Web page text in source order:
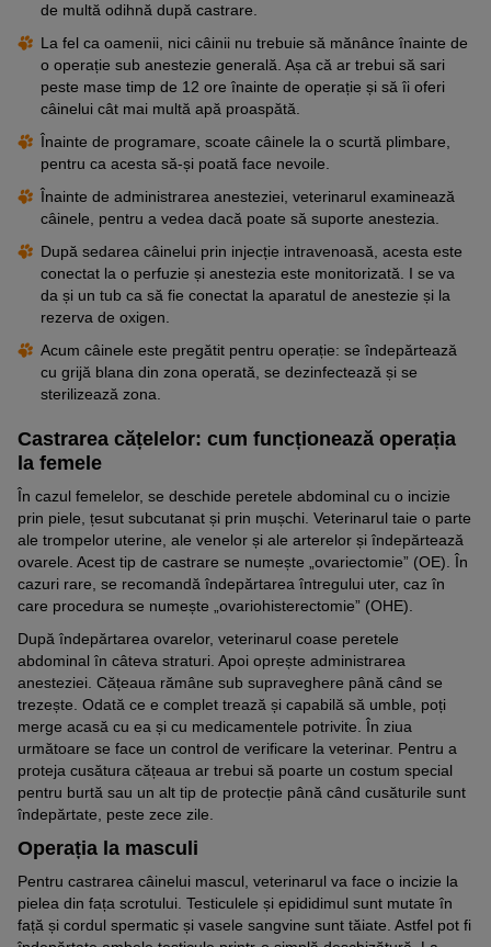
de multă odihnă după castrare.
La fel ca oamenii, nici câinii nu trebuie să mănânce înainte de
o operație sub anestezie generală. Așa că ar trebui să sari
peste mase timp de 12 ore înainte de operație și să îi oferi
câinelui cât mai multă apă proaspătă.
Înainte de programare, scoate câinele la o scurtă plimbare,
pentru ca acesta să-și poată face nevoile.
Înainte de administrarea anesteziei, veterinarul examinează
câinele, pentru a vedea dacă poate să suporte anestezia.
După sedarea câinelui prin injecție intravenoasă, acesta este
conectat la o perfuzie și anestezia este monitorizată. I se va
da și un tub ca să fie conectat la aparatul de anestezie și la
rezerva de oxigen.
Acum câinele este pregătit pentru operație: se îndepărtează
cu grijă blana din zona operată, se dezinfectează și se
sterilizează zona.
Castrarea cățelelor: cum funcționează operația
la femele
În cazul femelelor, se deschide peretele abdominal cu o incizie
prin piele, țesut subcutanat și prin mușchi. Veterinarul taie o parte
ale trompelor uterine, ale venelor și ale arterelor și îndepărtează
ovarele. Acest tip de castrare se numește „ovariectomie” (OE). În
cazuri rare, se recomandă îndepărtarea întregului uter, caz în
care procedura se numește „ovariohisterectomie” (OHE).
După îndepărtarea ovarelor, veterinarul coase peretele
abdominal în câteva straturi. Apoi oprește administrarea
anesteziei. Cățeaua rămâne sub supraveghere până când se
trezește. Odată ce e complet trează și capabilă să umble, poți
merge acasă cu ea și cu medicamentele potrivite. În ziua
următoare se face un control de verificare la veterinar. Pentru a
proteja cusătura cățeaua ar trebui să poarte un costum special
pentru burtă sau un alt tip de protecție până când cusăturile sunt
îndepărtate, peste zece zile.
Operația la masculi
Pentru castrarea câinelui mascul, veterinarul va face o incizie la
pielea din fața scrotului. Testiculele și epididimul sunt mutate în
față și cordul spermatic și vasele sangvine sunt tăiate. Astfel pot fi